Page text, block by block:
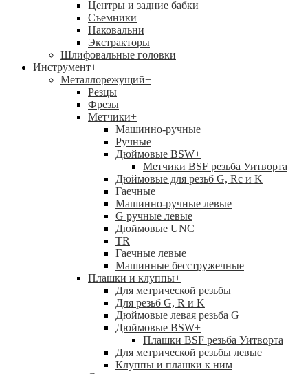
Центры и задние бабки
Съемники
Наковальни
Экстракторы
Шлифовальные головки
Инструмент+
Металлорежущий+
Резцы
Фрезы
Метчики+
Машинно-ручные
Ручные
Дюймовые BSW+
Метчики BSF резьба Уитворта
Дюймовые для резьб G, Rc и K
Гаечные
Машинно-ручные левые
G ручные левые
Дюймовые UNC
TR
Гаечные левые
Машинные бесстружечные
Плашки и клуппы+
Для метрической резьбы
Для резьб G, R и K
Дюймовые левая резьба G
Дюймовые BSW+
Плашки BSF резьба Уитворта
Для метрической резьбы левые
Клуппы и плашки к ним